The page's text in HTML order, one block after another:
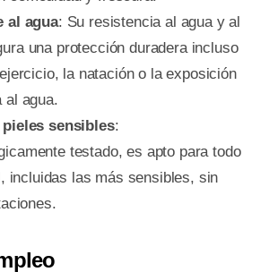
al agua: Su resistencia al agua y al
una protección duradera incluso
la natación o la exposición
al agua.
sensibles:
testado, es apto para todo
incluidas las más sensibles, sin